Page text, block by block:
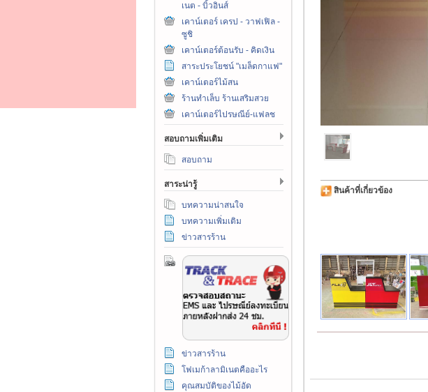
เนต - บิ้วอินส์
เคาน์เตอร์ เครป - วาฟเฟิล -
ซูชิ
เคาน์เตอร์ต้อนรับ - คิดเงิน
สาระประโยชน์ "เมล็ดกาแฟ"
เคาน์เตอร์ไม้สน
ร้านทำเล็บ ร้านเสริมสวย
เคาน์เตอร์ไปรษณีย์-แฟลช
สอบถามเพิ่มเติม
สอบถาม
สาระน่ารู้
บทความน่าสนใจ
บทความเพิ่มเติม
ข่าวสารร้าน
ข่าวสารร้าน
โฟเมก้าลามิเนตคืออะไร
คุณสมบัติของไม้อัด
สินค้าที่เกี่ยวข้อง